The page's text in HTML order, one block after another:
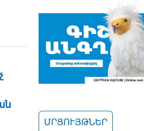
ՄՐՑՈՒՅԹՆԵՐ